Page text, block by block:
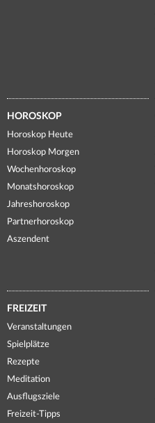
HOROSKOP
Horoskop Heute
Horoskop Morgen
Wochenhoroskop
Monatshoroskop
Jahreshoroskop
Partnerhoroskop
Aszendent
FREIZEIT
Veranstaltungen
Spielplätze
Rezepte
Meditation
Ausflugsziele
Freizeit-Tipps